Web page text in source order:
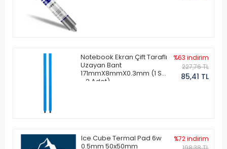
Notebook Ekran Çift Taraflı
Uzayan Bant
171mmX8mmX0.3mm (1 Set
- 2 Adet)
%63 indirim
227,76 TL
85,41 TL
Ice Cube Termal Pad 6w
0.5mm 50x50mm
%72 indirim